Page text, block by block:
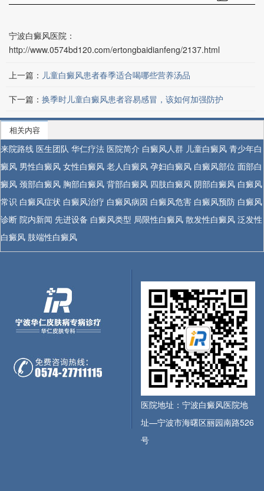
宁波白癜风医院：
http://www.0574bd120.com/ertongbaidianfeng/2137.html
上一篇： 儿童白癜风患者春季适合喝哪些营养汤品
下一篇： 换季时儿童白癜风患者容易感冒，该如何加强防护
相关内容
来院路线 医生团队 华仁疗法 医院简介 白癜风人群 儿童白癜风 青少年白
癜风 男性白癜风 女性白癜风 老人白癜风 孕妇白癜风 白癜风部位 面部白
癜风 颈部白癜风 胸部白癜风 背部白癜风 四肢白癜风 阴部白癜风 白癜风
常识 白癜风症状 白癜风治疗 白癜风病因 白癜风危害 白癜风预防 白癜风
诊断 院内新闻 先进设备 白癜风类型 局限性白癜风 散发性白癜风 泛发性
白癜风 肢端性白癜风
医院地址：宁波白癜风医院地
址—宁波市海曙区丽园南路526
号